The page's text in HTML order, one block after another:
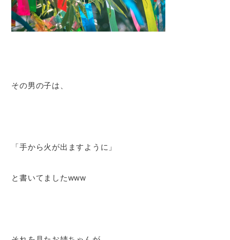
その男の子は、
「手から火が出ますように」
と書いてましたwww